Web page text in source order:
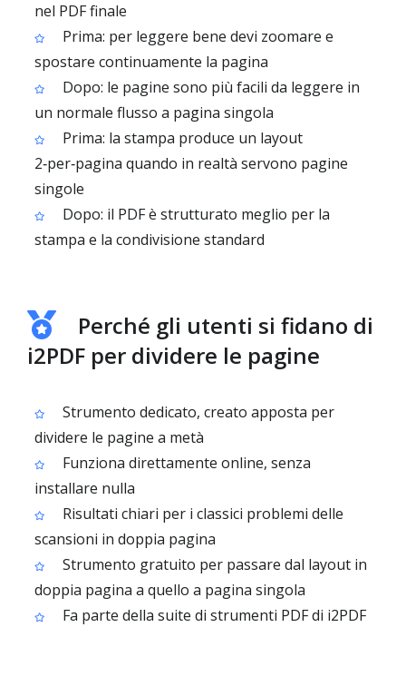
nel PDF finale
Prima: per leggere bene devi zoomare e
spostare continuamente la pagina
Dopo: le pagine sono più facili da leggere in
un normale flusso a pagina singola
Prima: la stampa produce un layout
2‑per‑pagina quando in realtà servono pagine
singole
Dopo: il PDF è strutturato meglio per la
stampa e la condivisione standard
Perché gli utenti si fidano di
i2PDF per dividere le pagine
Strumento dedicato, creato apposta per
dividere le pagine a metà
Funziona direttamente online, senza
installare nulla
Risultati chiari per i classici problemi delle
scansioni in doppia pagina
Strumento gratuito per passare dal layout in
doppia pagina a quello a pagina singola
Fa parte della suite di strumenti PDF di i2PDF